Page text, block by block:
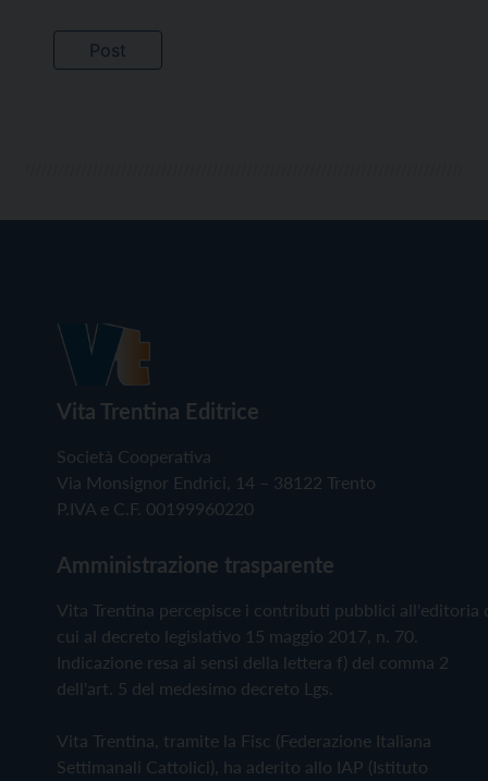
Vita Trentina Editrice
Società Cooperativa
Via Monsignor Endrici, 14 – 38122 Trento
P.IVA e C.F. 00199960220
Amministrazione trasparente
Vita Trentina percepisce i contributi pubblici all'editoria
cui al decreto legislativo 15 maggio 2017, n. 70.
Indicazione resa ai sensi della lettera f) del comma 2
dell'art. 5 del medesimo decreto Lgs.
Vita Trentina, tramite la Fisc (Federazione Italiana
Settimanali Cattolici), ha aderito allo IAP (Istituto